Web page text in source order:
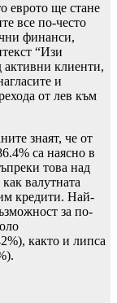
еврото ще стане
все по-често
финанси,
“Изи
активни клиенти,
и
от лев към
знаят, че от
са наясно в
това над
валутната
кредити. Най-
за по-
както и липса